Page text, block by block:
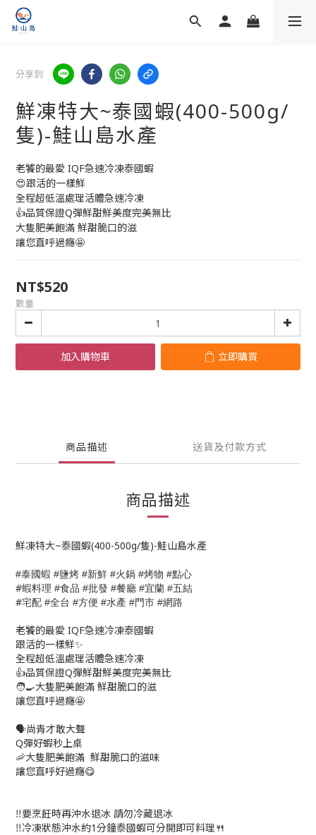
分享到
鮮凍特大~泰國蝦(400-500g/
隻)-鮭山島水產
老饕的最愛 IQF急速冷凍泰國蝦
😍跟活的一樣鮮
全程超低溫處理活體急速冷凍
👍品質保證Q彈鮮甜鮮美度完美無比
大隻肥美飽滿 鮮甜脆口的滋
讓您直呼過癮🤩
NT$520
數量
加入購物車 立即購買
商品描述 送貨及付款方式
商品描述
鮮凍特大~泰國蝦(400-500g/隻)-鮭山島水產
#泰國蝦 #鹽烤 #新鮮 #火鍋 #烤物 #點心
#蝦料理 #食品 #批發 #餐廳 #宜蘭 #五結
#宅配 #全台 #方便 #水產 #門市 #網路
老饕的最愛 IQF急速冷凍泰國蝦
跟活的一樣鮮✨
全程超低溫處理活體急速冷凍
👍品質保證Q彈鮮甜鮮美度完美無比
🧑‍🍳大隻肥美飽滿 鮮甜脆口的滋
讓您直呼過癮🤩
🗣️尚青才敢大聲
Q彈好蝦秒上桌
🦐大隻肥美飽滿 鮮甜脆口的滋味
讓您直呼好過癮😋
‼️要烹飪時再沖水退冰 請勿冷藏退冰
‼️冷凍狀態沖水約1分鐘泰國蝦可分開即可料理🍴